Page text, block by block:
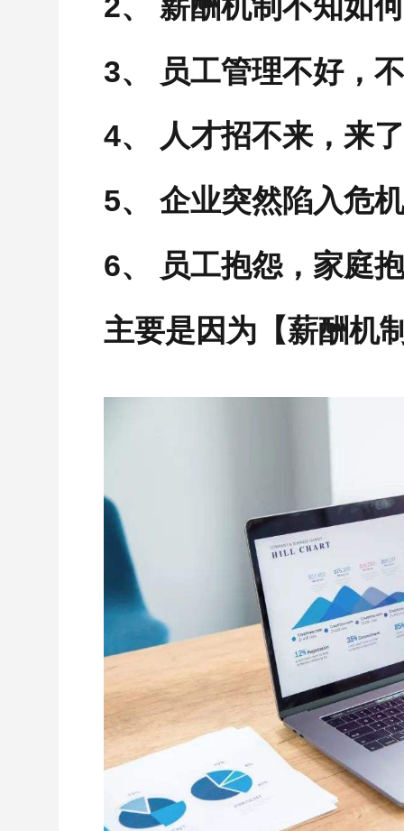
3、 员工管理不好，
4、 人才招不来，来
5、 企业突然陷入危
6、 员工抱怨，家庭
主要是因 为 【薪酬机